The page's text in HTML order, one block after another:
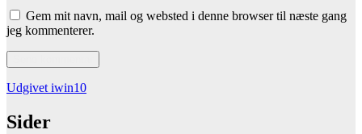
Gem mit navn, mail og websted i denne browser til næste gang
jeg kommenterer.
Indlægsnavigation
Udgivet iwin10
Sider